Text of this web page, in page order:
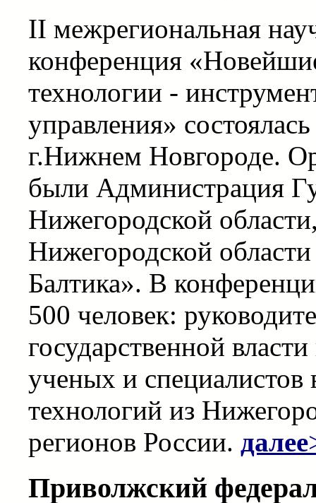
II межрегиональная
конференция
технологии -
управления»
г.Нижнем Новгороде.
были Администрация
Нижегородской
Нижегородской
Балтика». В
500 человек:
государственной
ученых и
технологий из
регионов России. далее
Приволжский